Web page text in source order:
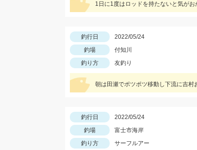
1日に1度はロッドを持たないと気が
釣行日 2022/05/24
釣場
付知川
釣り方
友釣り
朝は田瀬でポツポツ移動し下流に吉
釣行日 2022/05/24
釣場
富士市海岸
釣り方
サーフルアー